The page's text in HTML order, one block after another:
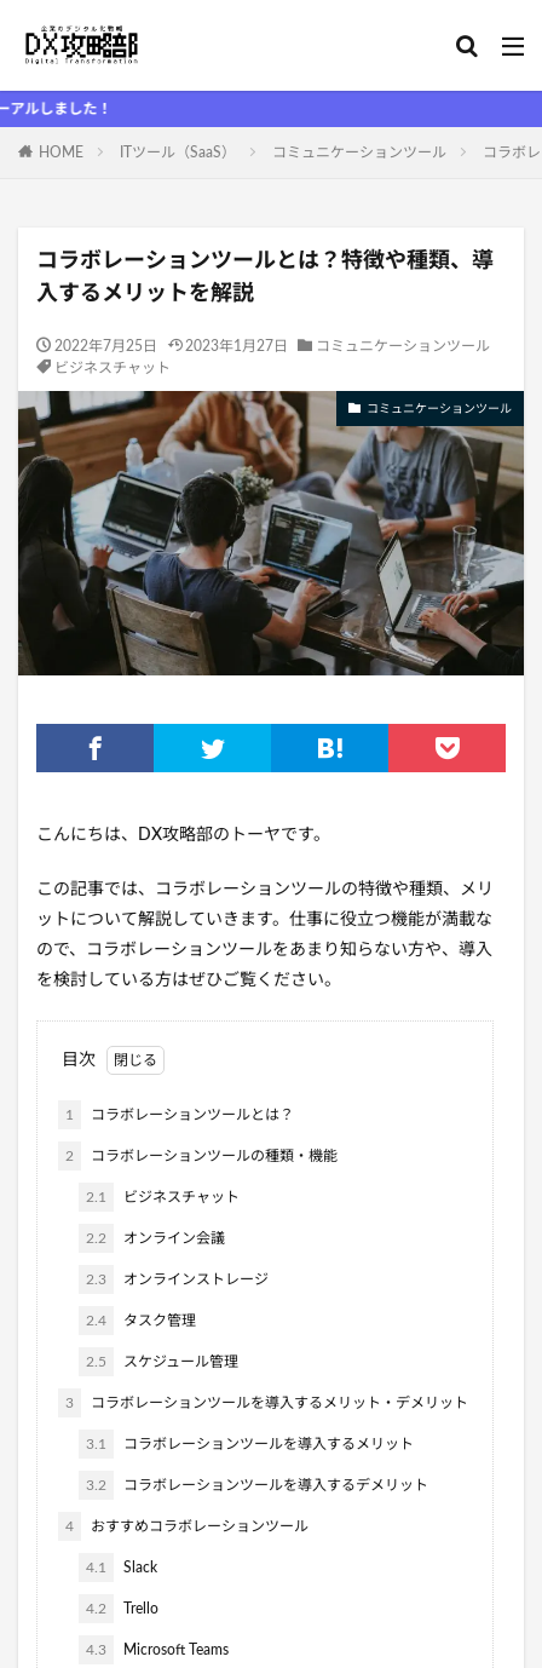
HOME ITツール（SaaS） コミュニケーションツール コラボ
コラボレーションツールとは？特徴や種類、導
入するメリットを解説
2022年7月25日 2023年1月27日
コミュニケーションツール
ビジネスチャット
コミュニケーションツール
こんにちは、DX攻略部のトーヤです。
この記事では、コラボレーションツールの特徴や種類、メリ
ットについて解説していきます。仕事に役立つ機能が満載な
ので、コラボレーションツールをあまり知らない方や、導入
を検討している方はぜひご覧ください。
目次
1 コラボレーションツールとは？
2 コラボレーションツールの種類・機能
2.1 ビジネスチャット
2.2 オンライン会議
2.3 オンラインストレージ
2.4 タスク管理
2.5 スケジュール管理
3 コラボレーションツールを導入するメリット・デメリット
3.1 コラボレーションツールを導入するメリット
3.2 コラボレーションツールを導入するデメリット
4 おすすめコラボレーションツール
4.1 Slack
4.2 Trello
4.3 Microsoft Teams